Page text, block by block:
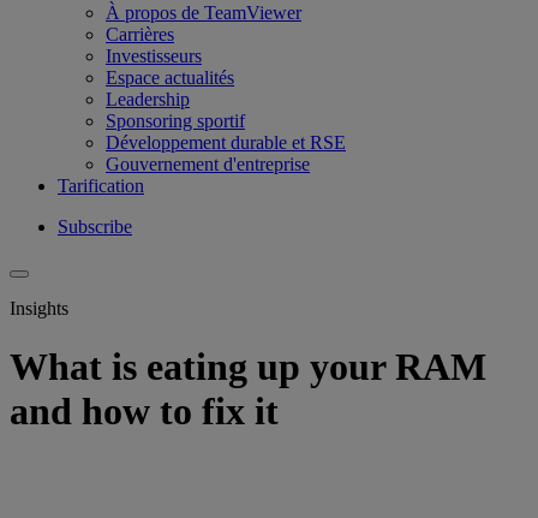
À propos de TeamViewer
Carrières
Investisseurs
Espace actualités
Leadership
Sponsoring sportif
Développement durable et RSE
Gouvernement d'entreprise
Tarification
Subscribe
Insights
What is eating up your RAM
and how to fix it